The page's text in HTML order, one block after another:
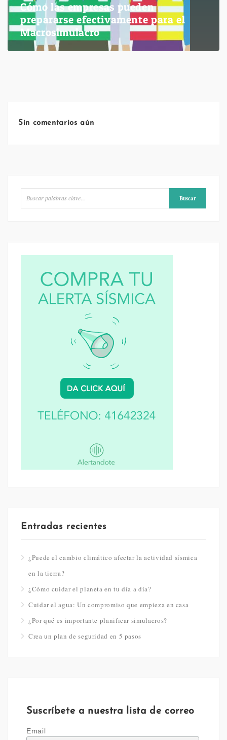
Cómo las empresas pueden
prepararse efectivamente para el
Macrosimulacro
Sin comentarios aún
Entradas recientes
¿Puede el cambio climático afectar la actividad sísmica
en la tierra?
¿Cómo cuidar el planeta en tu día a día?
Cuidar el agua: Un compromiso que empieza en casa
¿Por qué es importante planificar simulacros?
Crea un plan de seguridad en 5 pasos
Suscríbete a nuestra lista de correo
Email